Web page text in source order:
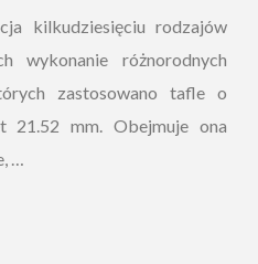
kilkudziesięciu rodzajów
wykonanie różnorodnych
zastosowano tafle o
mm. Obejmuje ona
…